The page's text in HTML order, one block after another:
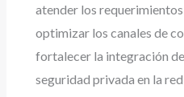
atender los
optimizar los canales de
fortalecer la integración
seguridad privada en la